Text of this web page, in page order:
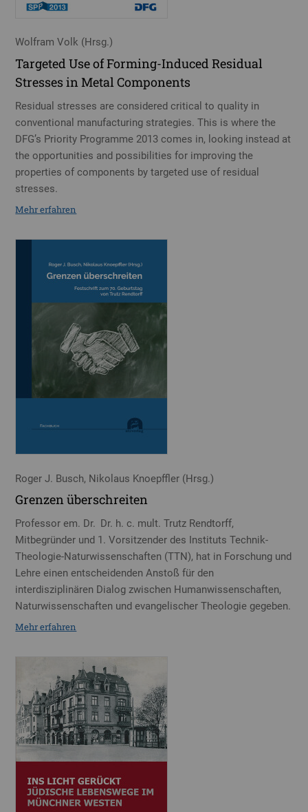
Wolfram Volk (Hrsg.)
Targeted Use of Forming-Induced Residual
Stresses in Metal Components
Residual stresses are considered critical to quality in
conventional manufacturing strategies. This is where the
DFG’s Priority Programme 2013 comes in, looking instead at
the opportunities and possibilities for improving the
properties of components by targeted use of residual
stresses.
Mehr erfahren
Roger J. Busch, Nikolaus Knoepffler (Hrsg.)
Grenzen überschreiten
Professor em. Dr. Dr. h. c. mult. Trutz Rendtorff,
Mitbegründer und 1. Vorsitzender des Instituts Technik-
Theologie-Naturwissenschaften (TTN), hat in Forschung und
Lehre einen entscheidenden Anstoß für den
interdisziplinären Dialog zwischen Humanwissenschaften,
Naturwissenschaften und evangelischer Theologie gegeben.
Mehr erfahren